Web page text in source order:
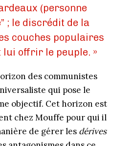
(personne
; le discrédit de la
couches populaires
lui offrir le peuple. »
des communistes
qui pose le
objectif. Cet horizon est
chez Mouffe pour qui il
de gérer les dérives